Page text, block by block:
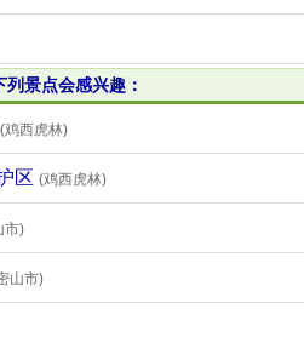
列景点会感兴趣：
(鸡西虎林)
区 (鸡西虎林)
市)
山市)